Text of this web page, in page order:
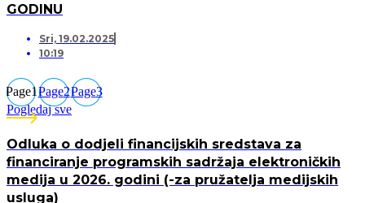
GODINU
Sri, 19.02.2025
10:19
Page1Page2Page3
Pogledaj sve
Odluka o dodjeli financijskih sredstava za
financiranje programskih sadržaja elektroničkih
medija u 2026. godini (-za pružatelja medijskih
usluga)